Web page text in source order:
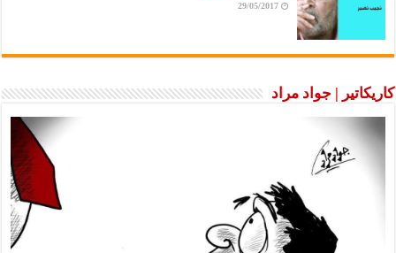
29/05/2017
كاريكاتير | جواد مراد